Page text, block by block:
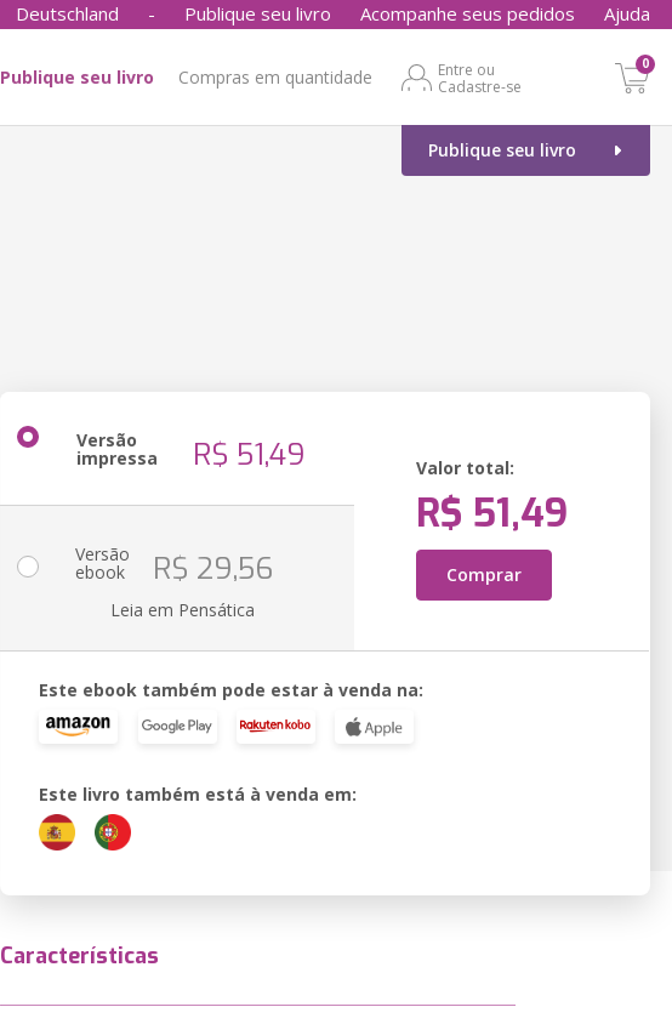
Deutschland - Publique seu livro Acompanhe seus pedidos Ajuda
Publique seu livro Compras em quantidade
Entre ou
Cadastre-se
0
Publique seu livro
Versão
impressa R$ 51,49 Valor total:
R$ 51,49
Comprar
Versão
ebook R$ 29,56
Leia em Pensática
Este ebook também pode estar à venda na:
Este livro também está à venda em:
Características